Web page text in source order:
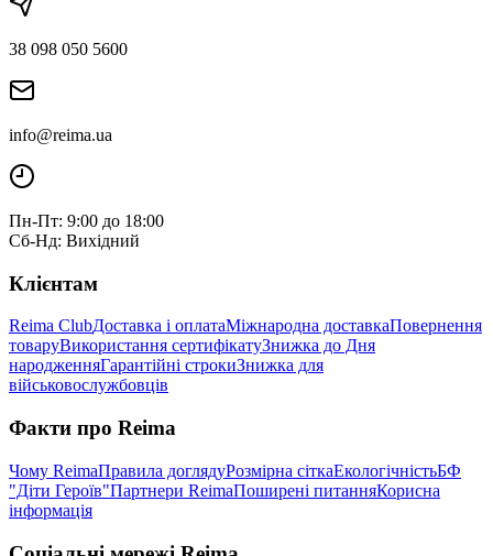
38 098 050 5600
info@reima.ua
Пн-Пт: 9:00 до 18:00
Сб-Нд: Вихідний
Клієнтам
Reima ClubДоставка і оплатаМіжнародна доставкаПовернення
товаруВикористання сертифікатуЗнижка до Дня
народженняГарантійні строкиЗнижка для
військовослужбовців
Факти про Reima
Чому ReimaПравила доглядуРозмірна сіткаЕкологічністьБФ
"Діти Героїв"Партнери ReimaПоширені питанняКорисна
інформація